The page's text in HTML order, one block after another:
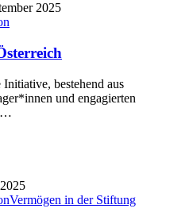
2025
bestehend aus
und engagierten
Vermögen in der Stiftung